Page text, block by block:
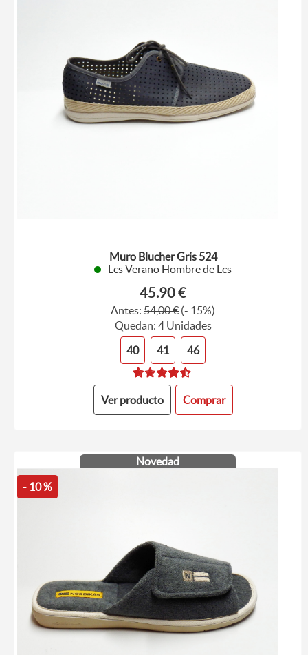
Muro Blucher Gris 524
Lcs Verano Hombre de Lcs
45.90 €
Antes:54,00 €(- 15%)
Quedan: 4 Unidades
40
41 46
Ver producto Comprar
Novedad
- 10 %